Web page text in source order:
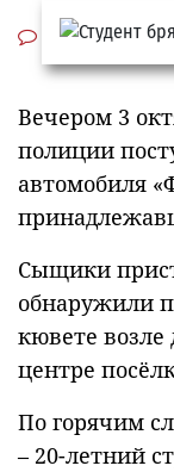
Вечером 3
полиции
автомобиля
Сыщики
обнаружили
кювете
центре
По горячим
– 20-летний